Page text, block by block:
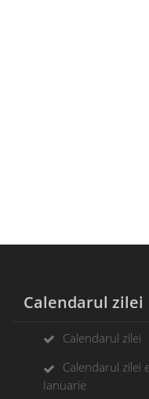
Calendarul zilei
Calendarul zilei
Calendarul zilei
Ianuarie